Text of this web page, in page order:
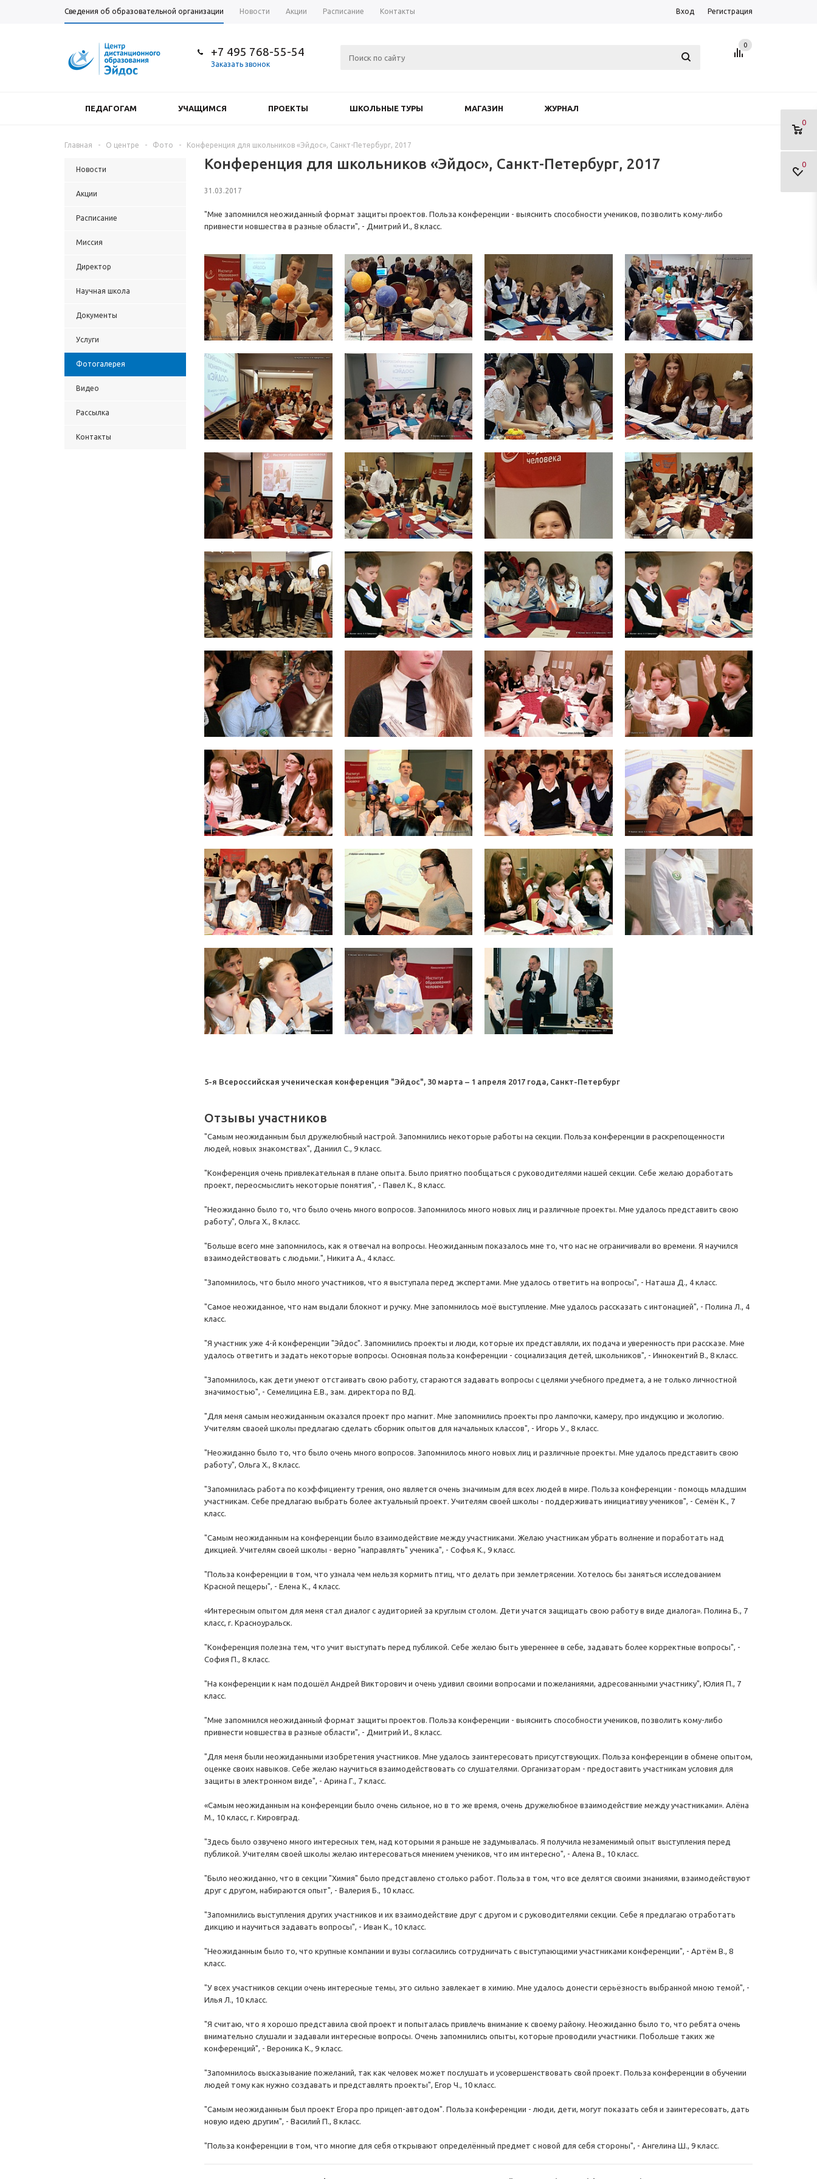
Сведения об образовательной организации Новости Акции Расписание Контакты Вход Регистрация
+7 495 768-55-54
Заказать звонок
0
0
0
ПЕДАГОГАМ УЧАЩИМСЯ ПРОЕКТЫ ШКОЛЬНЫЕ ТУРЫ МАГАЗИН ЖУРНАЛ
Главная - О центре - Фото - Конференция для школьников «Эйдос», Санкт-Петербург, 2017
Новости
Акции
Расписание
Миссия
Директор
Научная школа
Документы
Услуги
Фотогалерея
Видео
Рассылка
Контакты
Конференция для школьников «Эйдос», Санкт-Петербург, 2017
31.03.2017
"Мне запомнился неожиданный формат защиты проектов. Польза конференции - выяснить способности учеников, позволить кому-либо
привнести новшества в разные области", - Дмитрий И., 8 класс.
5-я Всероссийская ученическая конференция "Эйдос", 30 марта – 1 апреля 2017 года, Санкт-Петербург
Отзывы участников
"Самым неожиданным был дружелюбный настрой. Запомнились некоторые работы на секции. Польза конференции в раскрепощенности
людей, новых знакомствах", Даниил С., 9 класс.
"Конференция очень привлекательная в плане опыта. Было приятно пообщаться с руководителями нашей секции. Себе желаю доработать
проект, переосмыслить некоторые понятия", - Павел К., 8 класс.
"Неожиданно было то, что было очень много вопросов. Запомнилось много новых лиц и различные проекты. Мне удалось представить свою
работу", Ольга Х., 8 класс.
"Больше всего мне запомнилось, как я отвечал на вопросы. Неожиданным показалось мне то, что нас не ограничивали во времени. Я научился
взаимодействовать с людьми.", Никита А., 4 класс.
"Запомнилось, что было много участников, что я выступала перед экспертами. Мне удалось ответить на вопросы", - Наташа Д., 4 класс.
"Самое неожиданное, что нам выдали блокнот и ручку. Мне запомнилось моё выступление. Мне удалось рассказать с интонацией", - Полина Л., 4
класс.
"Я участник уже 4-й конференции "Эйдос". Запомнились проекты и люди, которые их представляли, их подача и уверенность при рассказе. Мне
удалось ответить и задать некоторые вопросы. Основная польза конференции - социализация детей, школьников", - Иннокентий В., 8 класс.
"Запомнилось, как дети умеют отстаивать свою работу, стараются задавать вопросы с целями учебного предмета, а не только личностной
значимостью", - Семелицина Е.В., зам. директора по ВД.
"Для меня самым неожиданным оказался проект про магнит. Мне запомнились проекты про лампочки, камеру, про индукцию и экологию.
Учителям сваоей школы предлагаю сделать сборник опытов для начальных классов", - Игорь У., 8 класс.
"Неожиданно было то, что было очень много вопросов. Запомнилось много новых лиц и различные проекты. Мне удалось представить свою
работу", Ольга Х., 8 класс.
"Запомнилась работа по коэффициенту трения, оно является очень значимым для всех людей в мире. Польза конференции - помощь младшим
участникам. Себе предлагаю выбрать более актуальный проект. Учителям своей школы - поддерживать инициативу учеников", - Семён К., 7
класс.
"Самым неожиданным на конференции было взаимодействие между участниками. Желаю участникам убрать волнение и поработать над
дикцией. Учителям своей школы - верно "направлять" ученика", - Софья К., 9 класс.
"Польза конференции в том, что узнала чем нельзя кормить птиц, что делать при землетрясении. Хотелось бы заняться исследованием
Красной пещеры", - Елена К., 4 класс.
«Интересным опытом для меня стал диалог с аудиторией за круглым столом. Дети учатся защищать свою работу в виде диалога». Полина Б., 7
класс, г. Красноуральск.
"Конференция полезна тем, что учит выступать перед публикой. Себе желаю быть увереннее в себе, задавать более корректные вопросы", -
София П., 8 класс.
"На конференции к нам подошёл Андрей Викторович и очень удивил своими вопросами и пожеланиями, адресованными участнику", Юлия П., 7
класс.
"Мне запомнился неожиданный формат защиты проектов. Польза конференции - выяснить способности учеников, позволить кому-либо
привнести новшества в разные области", - Дмитрий И., 8 класс.
"Для меня были неожиданными изобретения участников. Мне удалось заинтересовать присутствующих. Польза конференции в обмене опытом,
оценке своих навыков. Себе желаю научиться взаимодействовать со слушателями. Организаторам - предоставить участникам условия для
защиты в электронном виде", - Арина Г., 7 класс.
«Самым неожиданным на конференции было очень сильное, но в то же время, очень дружелюбное взаимодействие между участниками». Алёна
М., 10 класс, г. Кировград.
"Здесь было озвучено много интересных тем, над которыми я раньше не задумывалась. Я получила незаменимый опыт выступления перед
публикой. Учителям своей школы желаю интересоваться мнением учеников, что им интересно", - Алена В., 10 класс.
"Было неожиданно, что в секции "Химия" было представлено столько работ. Польза в том, что все делятся своими знаниями, взаимодействуют
друг с другом, набираются опыт", - Валерия Б., 10 класс.
"Запомнились выступления других участников и их взаимодействие друг с другом и с руководителями секции. Себе я предлагаю отработать
дикцию и научиться задавать вопросы", - Иван К., 10 класс.
"Неожиданным было то, что крупные компании и вузы согласились сотрудничать с выступающими участниками конференции", - Артём В., 8
класс.
"У всех участников секции очень интересные темы, это сильно завлекает в химию. Мне удалось донести серьёзность выбранной мною темой", -
Илья Л., 10 класс.
"Я считаю, что я хорошо представила свой проект и попыталась привлечь внимание к своему району. Неожиданно было то, что ребята очень
внимательно слушали и задавали интересные вопросы. Очень запомнились опыты, которые проводили участники. Побольше таких же
конференций", - Вероника К., 9 класс.
"Запомнилось высказывание пожеланий, так как человек может послушать и усовершенствовать свой проект. Польза конференции в обучении
людей тому как нужно создавать и представлять проекты", Егор Ч., 10 класс.
"Самым неожиданным был проект Егора про прицеп-автодом". Польза конференции - люди, дети, могут показать себя и заинтересовать, дать
новую идею другим", - Василий П., 8 класс.
"Польза конференции в том, что многие для себя открывают определённый предмет с новой для себя стороны", - Ангелина Ш., 9 класс.